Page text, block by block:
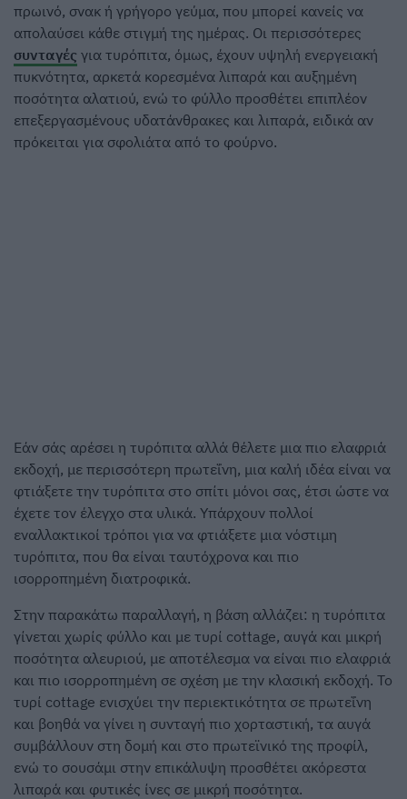
πρωινό, σνακ ή γρήγορο γεύμα, που μπορεί κανείς να
απολαύσει κάθε στιγμή της ημέρας. Οι περισσότερες
συνταγές για τυρόπιτα, όμως, έχουν υψηλή ενεργειακή
πυκνότητα, αρκετά κορεσμένα λιπαρά και αυξημένη
ποσότητα αλατιού, ενώ το φύλλο προσθέτει επιπλέον
επεξεργασμένους υδατάνθρακες και λιπαρά, ειδικά αν
πρόκειται για σφολιάτα από το φούρνο.
Εάν σάς αρέσει η τυρόπιτα αλλά θέλετε μια πιο ελαφριά
εκδοχή, με περισσότερη πρωτεΐνη, μια καλή ιδέα είναι να
φτιάξετε την τυρόπιτα στο σπίτι μόνοι σας, έτσι ώστε να
έχετε τον έλεγχο στα υλικά. Υπάρχουν πολλοί
εναλλακτικοί τρόποι για να φτιάξετε μια νόστιμη
τυρόπιτα, που θα είναι ταυτόχρονα και πιο
ισορροπημένη διατροφικά.
Στην παρακάτω παραλλαγή, η βάση αλλάζει: η τυρόπιτα
γίνεται χωρίς φύλλο και με τυρί cottage, αυγά και μικρή
ποσότητα αλευριού, με αποτέλεσμα να είναι πιο ελαφριά
και πιο ισορροπημένη σε σχέση με την κλασική εκδοχή. Το
τυρί cottage ενισχύει την περιεκτικότητα σε πρωτεΐνη
και βοηθά να γίνει η συνταγή πιο χορταστική, τα αυγά
συμβάλλουν στη δομή και στο πρωτεϊνικό της προφίλ,
ενώ το σουσάμι στην επικάλυψη προσθέτει ακόρεστα
λιπαρά και φυτικές ίνες σε μικρή ποσότητα.